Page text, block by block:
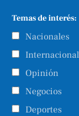
Temas de interés:
Nacionales
Opinión
Negocios
Deportes